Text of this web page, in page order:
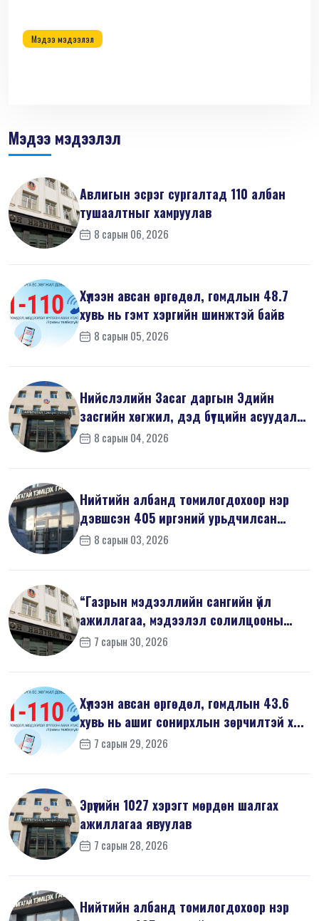
Мэдээ мэдээлэл
Мэдээ мэдээлэл
Авлигын эсрэг сургалтад 110 албан
тушаалтныг хамруулав
8 сарын 06, 2026
Хүлээн авсан өргөдөл, гомдлын 48.7
хувь нь гэмт хэргийн шинжтэй байв
8 сарын 05, 2026
Нийслэлийн Засаг даргын Эдийн
засгийн хөгжил, дэд бүтцийн асуудал
хари...
8 сарын 04, 2026
Нийтийн албанд томилогдохоор нэр
дэвшсэн 405 иргэний урьдчилсан
мэдүүл...
8 сарын 03, 2026
“Газрын мэдээллийн сангийн үйл
ажиллагаа, мэдээлэл солилцооны
журам”-...
7 сарын 30, 2026
Хүлээн авсан өргөдөл, гомдлын 43.6
хувь нь ашиг сонирхлын зөрчилтэй х...
7 сарын 29, 2026
Эрүүгийн 1027 хэрэгт мөрдөн шалгах
ажиллагаа явуулав
7 сарын 28, 2026
Нийтийн албанд томилогдохоор нэр